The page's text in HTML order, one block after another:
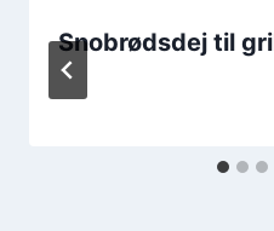
Snobrødsdej til